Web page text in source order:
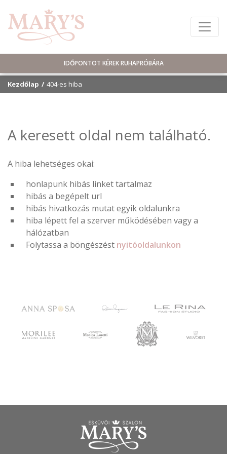
IDŐPONTOT KÉREK RUHAPRÓBÁRA
Kezdőlap 404-es hiba
A keresett oldal nem található.
A hiba lehetséges okai:
honlapunk hibás linket tartalmaz
hibás a begépelt url
hibás hivatkozás mutat egyik oldalunkra
hiba lépett fel a szerver működésében vagy a
hálózatban
Folytassa a böngészést nyitóoldalunkon